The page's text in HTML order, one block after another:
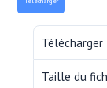
Télécharger
Taille du